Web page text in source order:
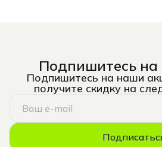
Подпишитесь на
Подпишитесь на наши
получите скидку на